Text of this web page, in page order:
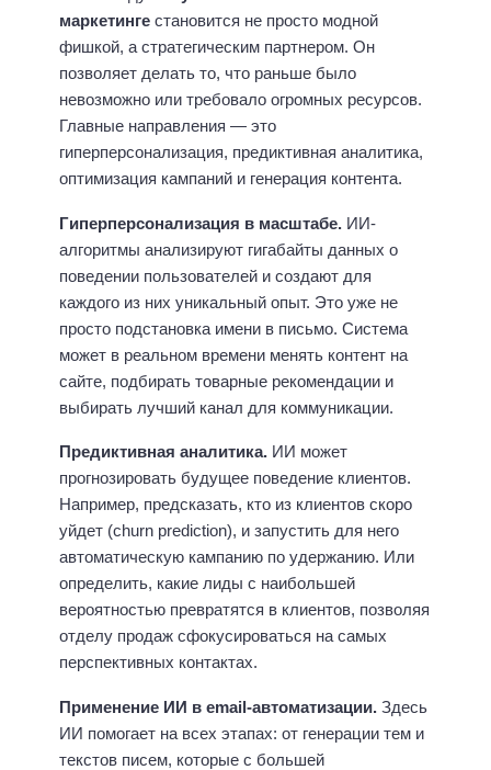
маркетинге становится не просто модной
фишкой, а стратегическим партнером. Он
позволяет делать то, что раньше было
невозможно или требовало огромных ресурсов.
Главные направления — это
гиперперсонализация, предиктивная аналитика,
оптимизация кампаний и генерация контента.
Гиперперсонализация в масштабе. ИИ-
алгоритмы анализируют гигабайты данных о
поведении пользователей и создают для
каждого из них уникальный опыт. Это уже не
просто подстановка имени в письмо. Система
может в реальном времени менять контент на
сайте, подбирать товарные рекомендации и
выбирать лучший канал для коммуникации.
Предиктивная аналитика. ИИ может
прогнозировать будущее поведение клиентов.
Например, предсказать, кто из клиентов скоро
уйдет (churn prediction), и запустить для него
автоматическую кампанию по удержанию. Или
определить, какие лиды с наибольшей
вероятностью превратятся в клиентов, позволяя
отделу продаж сфокусироваться на самых
перспективных контактах.
Применение ИИ в email-автоматизации. Здесь
ИИ помогает на всех этапах: от генерации тем и
текстов писем, которые с большей